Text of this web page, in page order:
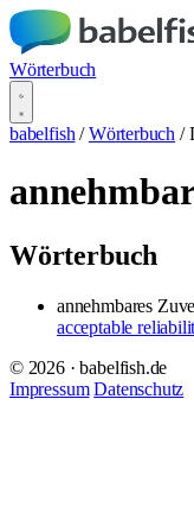
Wörterbuch
babelfish / Wörterbuch /
Wörterbuch
annehmbares
acceptable
© 2026 · babelfish.de
Impressum Datenschutz